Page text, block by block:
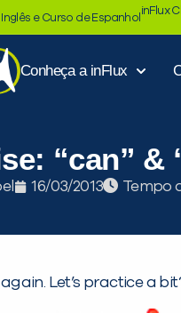
e Curso de Espanhol
inFlux
Conheça a inFlux
“can” &
16/03/2013 Tempo
Let’s practice a